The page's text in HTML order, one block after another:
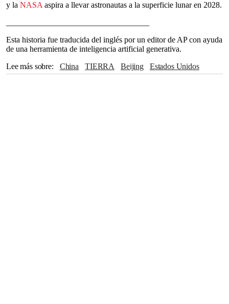
y la NASA aspira a llevar astronautas a la superficie lunar en 2028.
Esta historia fue traducida del inglés por un editor de AP con ayuda
de una herramienta de inteligencia artificial generativa.
Lee más sobre
China TIERRA Beijing
Estados Unidos